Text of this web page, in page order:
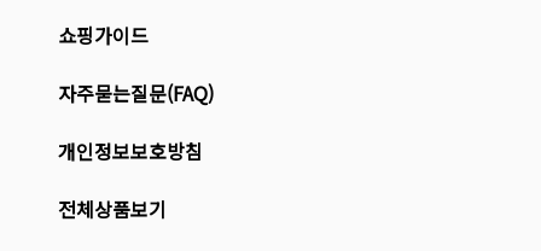
쇼핑가이드
자주묻는질문(FAQ)
개인정보보호방침
전체상품보기